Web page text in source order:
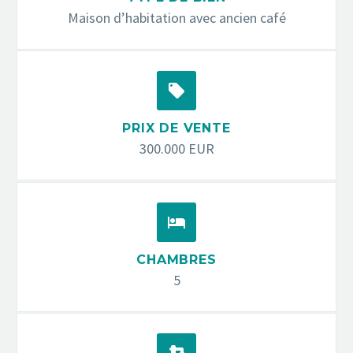
Maison d’habitation avec ancien café


PRIX DE VENTE
300.000 EUR


CHAMBRES
5